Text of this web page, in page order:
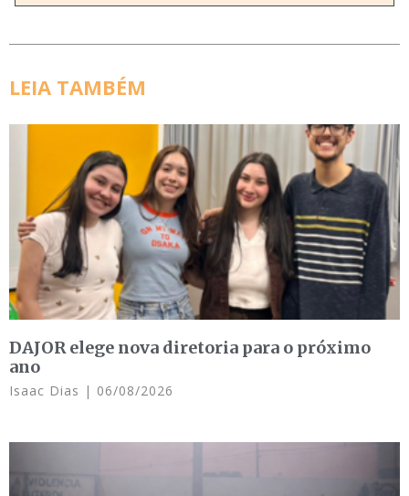
LEIA TAMBÉM
DAJOR elege nova diretoria para o próximo
ano
Isaac Dias 06/08/2026